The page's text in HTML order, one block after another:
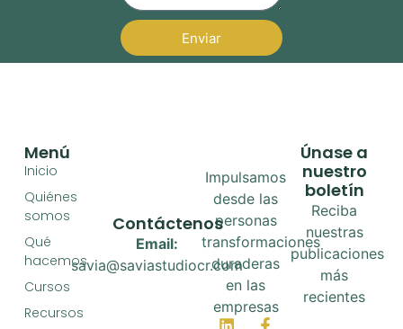
Enviar
Impulsamos
desde las
personas
transformaciones
duraderas
en las
empresas
Menú
Inicio
Quiénes
somos
Qué
hacemos
Cursos
Recursos
Contáctenos
Email:
savia@saviastudiocr.com
Únase a
nuestro
boletín
Reciba
nuestras
publicaciones
más
recientes